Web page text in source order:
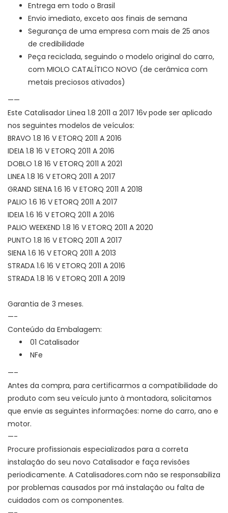
Entrega em todo o Brasil
Envio imediato, exceto aos finais de semana
Segurança de uma empresa com mais de 25 anos
de credibilidade
Peça reciclada, seguindo o modelo original do carro,
com MIOLO CATALÍTICO NOVO (de cerâmica com
metais preciosos ativados)
——
Este Catalisador Linea 1.8 2011 a 2017 16vpode ser aplicado
nos seguintes modelos de veículos:
BRAVO 1.8 16 V ETORQ 2011 A 2016
IDEIA 1.8 16 V ETORQ 2011 A 2016
DOBLO 1.8 16 V ETORQ 2011 A 2021
LINEA 1.8 16 V ETORQ 2011 A 2017
GRAND SIENA 1.6 16 V ETORQ 2011 A 2018
PALIO 1.6 16 V ETORQ 2011 A 2017
IDEIA 1.6 16 V ETORQ 2011 A 2016
PALIO WEEKEND 1.8 16 V ETORQ 2011 A 2020
PUNTO 1.8 16 V ETORQ 2011 A 2017
SIENA 1.6 16 V ETORQ 2011 A 2013
STRADA 1.6 16 V ETORQ 2011 A 2016
STRADA 1.8 16 V ETORQ 2011 A 2019
Garantia de 3 meses.
—-
Conteúdo da Embalagem:
01 Catalisador
NFe
—–
Antes da compra, para certificarmos a compatibilidade do
produto com seu veículo junto à montadora, solicitamos
que envie as seguintes informações: nome do carro, ano e
motor.
—-
Procure profissionais especializados para a correta
instalação do seu novo Catalisador e faça revisões
periodicamente. A Catalisadores.com não se responsabiliza
por problemas causados por má instalação ou falta de
cuidados com os componentes.